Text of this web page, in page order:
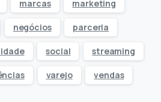
marcas marketing
negócios parceria
social streaming
varejo vendas